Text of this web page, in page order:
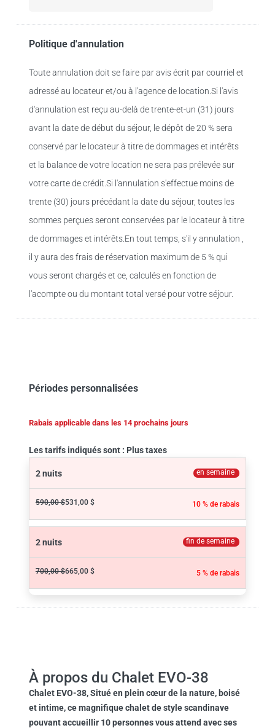
Politique d'annulation
Toute annulation doit se faire par avis écrit par courriel et
adressé au locateur et/ou à l'agence de location.Si l'avis
d'annulation est reçu au-delà de trente-et-un (31) jours
avant la date de début du séjour, le dépôt de 20 % sera
conservé par le locateur à titre de dommages et intérêts
et la balance de votre location ne sera pas prélevée sur
votre carte de crédit.Si l'annulation s'effectue moins de
trente (30) jours précédant la date du séjour, toutes les
sommes perçues seront conservées par le locateur à titre
de dommages et intérêts.En tout temps, s'il y annulation ,
il y aura des frais de réservation maximum de 5 % qui
vous seront chargés et ce, calculés en fonction de
l'acompte ou du montant total versé pour votre séjour.
Périodes personnalisées
Rabais applicable dans les 14 prochains jours
Les tarifs indiqués sont : Plus taxes
2 nuits en semaine
590,00 $531,00 $ 10 % de rabais
2 nuits fin de semaine
700,00 $665,00 $ 5 % de rabais
À propos du Chalet EVO-38
Chalet EVO-38, Situé en plein cœur de la nature, boisé
et intime, ce magnifique chalet de style scandinave
pouvant accueillir 10 personnes vous attend avec ses